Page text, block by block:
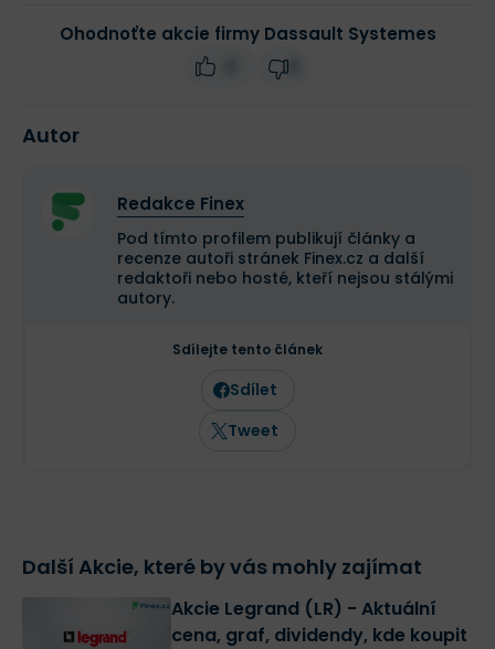
Ohodnoťte akcie firmy Dassault Systemes
Autor
Redakce Finex
Pod tímto profilem publikují články a
recenze autoři stránek Finex.cz a další
redaktoři nebo hosté, kteří nejsou stálými
autory.
Sdílejte tento článek
Sdílet
Tweet
Další Akcie, které by vás mohly zajímat
Akcie Legrand (LR) - Aktuální
cena, graf, dividendy, kde koupit